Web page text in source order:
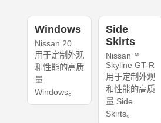
Windows
Nissan 20
用于定制外观
和性能的高质
量
Windows。
Side
Skirts
Nissan™
Skyline GT-R
用于定制外观
和性能的高质
量 Side
Skirts。